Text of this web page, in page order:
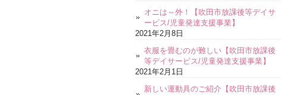
オニは～外！【吹田市放課後等デイサ
ービス/児童発達支援事業】
2021年2月8日
衣服を畳むのが難しい【吹田市放課後
等デイサービス/児童発達支援事業】
2021年2月1日
新しい運動具のご紹介【吹田市放課後